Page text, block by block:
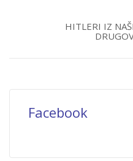
HITLERI IZ
Facebook